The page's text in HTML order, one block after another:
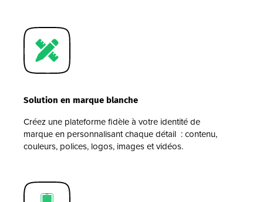
Solution en marque blanche
Créez une plateforme fidèle à votre identité de
marque en personnalisant chaque détail : contenu,
couleurs, polices, logos, images et vidéos.